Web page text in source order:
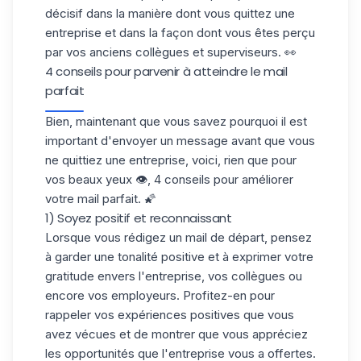
décisif dans la manière dont vous quittez une
entreprise et dans la façon dont vous êtes perçu
par vos anciens collègues et superviseurs. 👀
4 conseils pour parvenir à atteindre le mail
parfait
Bien, maintenant que vous savez pourquoi il est
important d'envoyer un message avant que vous
ne quittiez une entreprise, voici, rien que pour
vos beaux yeux 👁️, 4 conseils pour améliorer
votre mail parfait. 🌠
1) Soyez positif et reconnaissant
Lorsque vous rédigez un mail de départ, pensez
à garder une tonalité positive et à exprimer votre
gratitude envers l'entreprise, vos collègues ou
encore vos employeurs. Profitez-en pour
rappeler vos expériences positives que vous
avez vécues et de montrer que vous appréciez
les opportunités que l'entreprise vous a offertes.